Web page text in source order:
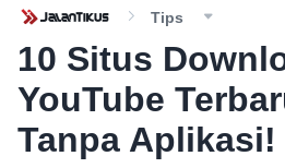
Tips
10 Situs
YouTube
Tanpa Aplikasi!